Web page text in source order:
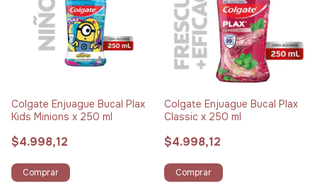
Colgate Enjuague Bucal Plax
Kids Minions x 250 ml
$4.998,12
Comprar
Colgate Enjuague Bucal Plax
Classic x 250 ml
$4.998,12
Comprar